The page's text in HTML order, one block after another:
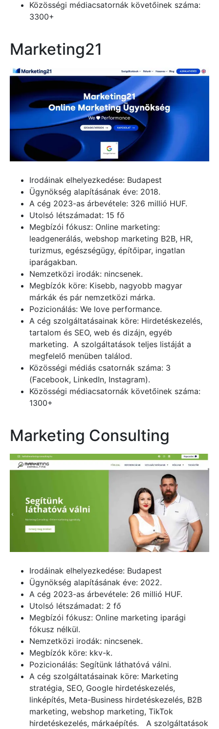
Közösségi médiacsatornák követőinek száma:
3300+
Marketing21
Irodáinak elhelyezkedése: Budapest
Ügynökség alapításának éve: 2018.
A cég 2023-as árbevétele: 326 millió HUF.
Utolsó létszámadat: 15 fő
Megbízói fókusz: Online marketing:
leadgenerálás, webshop marketing B2B, HR,
turizmus, egészségügy, építőipar, ingatlan
iparágakban.
Nemzetközi irodák: nincsenek.
Megbízók köre: Kisebb, nagyobb magyar
márkák és pár nemzetközi márka.
Pozicionálás: We love performance.
A cég szolgáltatásainak köre: Hirdetéskezelés,
tartalom és SEO, web és dizájn, egyéb
marketing. A szolgáltatások teljes listáját a
megfelelő menüben találod.
Közösségi médiás csatornák száma: 3
(Facebook, LinkedIn, Instagram).
Közösségi médiacsatornák követőinek száma:
1300+
Marketing Consulting
Irodáinak elhelyezkedése: Budapest
Ügynökség alapításának éve: 2022.
A cég 2023-as árbevétele: 26 millió HUF.
Utolsó létszámadat: 2 fő
Megbízói fókusz: Online marketing iparági
fókusz nélkül.
Nemzetközi irodák: nincsenek.
Megbízók köre: kkv-k.
Pozicionálás: Segítünk láthatóvá válni.
A cég szolgáltatásainak köre: Marketing
stratégia, SEO, Google hirdetéskezelés,
linképítés, Meta-Business hirdetéskezelés, B2B
marketing, webshop marketing, TikTok
hirdetéskezelés, márkaépítés. A szolgáltatások